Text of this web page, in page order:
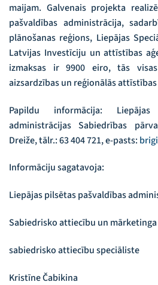
maijam. Galvenais projekta
pašvaldības administrācija,
plānošanas reģions, Liepājas
Latvijas Investīciju un attīstības
izmaksas ir 9900 eiro, tās
aizsardzības un reģionālās
Papildu informācija:
administrācijas Sabiedrības
Dreiže, tālr.: 63 404 721, e-pasts:
Informāciju sagatavoja:
Liepājas pilsētas pašvaldības
Sabiedrisko attiecību un
sabiedrisko attiecību speciāliste
Kristīne Čabikina